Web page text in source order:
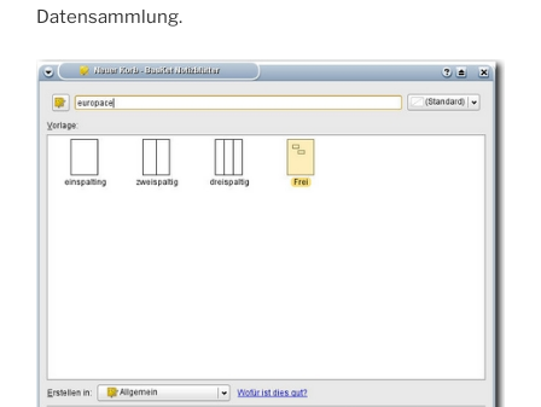
Datensammlung.